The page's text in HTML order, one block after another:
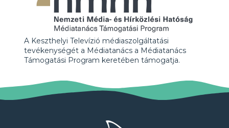
A Keszthelyi Televízió médiaszolgáltatási
tevékenységét a Médiatanács a Médiatanács
Támogatási Program keretében támogatja.